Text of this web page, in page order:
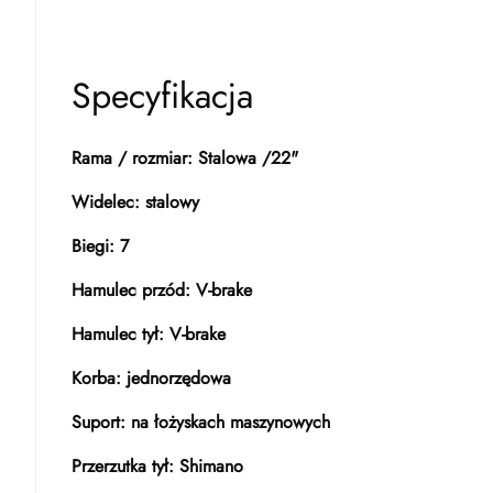
Specyfikacja
Rama / rozmiar: Stalowa /22"
Widelec: stalowy
Biegi: 7
Hamulec przód: V-brake
Hamulec tył: V-brake
Korba: jednorzędowa
Suport: na łożyskach maszynowych
Przerzutka tył: Shimano